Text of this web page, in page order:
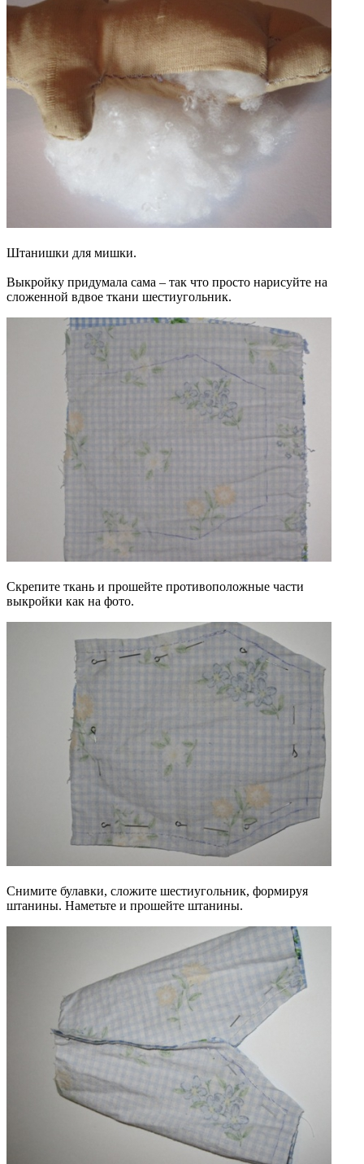
Штанишки для мишки.
Выкройку придумала сама – так что просто нарисуйте на
сложенной вдвое ткани шестиугольник.
Скрепите ткань и прошейте противоположные части
выкройки как на фото.
Снимите булавки, сложите шестиугольник, формируя
штанины. Наметьте и прошейте штанины.